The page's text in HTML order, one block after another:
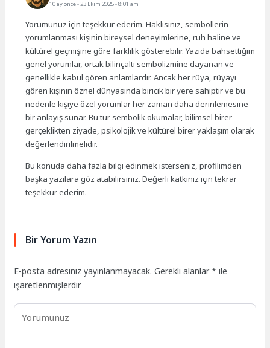
10 ay önce- 23 Ekim 2025 - 8:01 am
Yorumunuz için teşekkür ederim. Haklısınız, sembollerin
yorumlanması kişinin bireysel deneyimlerine, ruh haline ve
kültürel geçmişine göre farklılık gösterebilir. Yazıda bahsettiğim
genel yorumlar, ortak bilinçaltı sembolizmine dayanan ve
genellikle kabul gören anlamlardır. Ancak her rüya, rüyayı
gören kişinin öznel dünyasında biricik bir yere sahiptir ve bu
nedenle kişiye özel yorumlar her zaman daha derinlemesine
bir anlayış sunar. Bu tür sembolik okumalar, bilimsel birer
gerçeklikten ziyade, psikolojik ve kültürel birer yaklaşım olarak
değerlendirilmelidir.
Bu konuda daha fazla bilgi edinmek isterseniz, profilimden
başka yazılara göz atabilirsiniz. Değerli katkınız için tekrar
teşekkür ederim.
Bir Yorum Yazın
E-posta adresiniz yayınlanmayacak. Gerekli alanlar* ile
işaretlenmişlerdir